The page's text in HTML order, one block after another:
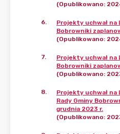
(Opublikowano:
6.
Projekty uchwał na
Bobrowniki
(Opublikowano:
7.
Projekty uchwał na
Bobrowniki
(Opublikowano:
8.
Projekty uchwał na
Rady Gminy
grudnia 2023 r.
(Opublikowano: